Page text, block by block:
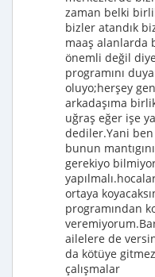
zaman belki
bizler atandık
maaş alanlarda
önemli değil
programını
oluyo;herşey
arkadaşıma
uğraş eğer işe
dediler.Yani
bunun
gerekiyo
ortaya
programından
ailelere de
da kötüye
çalışmalar